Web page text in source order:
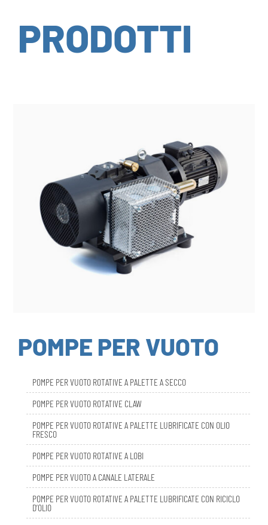
PRODOTTI
POMPE PER VUOTO
POMPE PER VUOTO ROTATIVE CLAW
POMPE PER VUOTO ROTATIVE A PALETTE LUBRIFICATE CON OLIO
FRESCO
POMPE PER VUOTO ROTATIVE A LOBI
POMPE PER VUOTO A CANALE LATERALE
POMPE PER VUOTO ROTATIVE A PALETTE LUBRIFICATE CON RICICLO
D’OLIO
DBL SMART